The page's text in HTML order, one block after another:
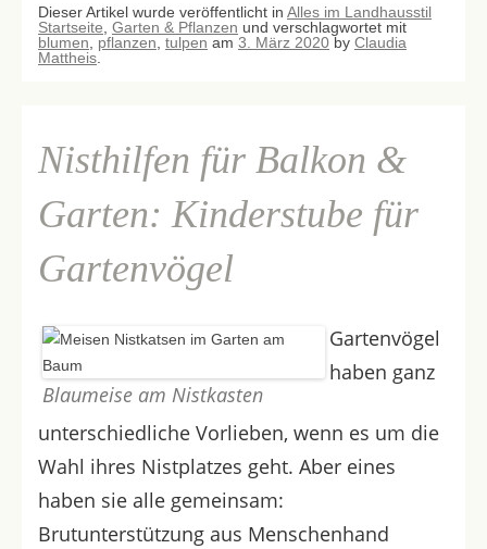
Dieser Artikel wurde veröffentlicht in Alles im Landhausstil
Startseite Garten & Pflanzen und verschlagwortet mit
blumen
pflanzen tulpen am 3. März 2020by Claudia
Mattheis.
Nisthilfen für Balkon &
Garten: Kinderstube für
Gartenvögel
Blaumeise am Nistkasten
Gartenvögel
haben ganz
unterschiedliche Vorlieben, wenn es um die
Wahl ihres Nistplatzes geht. Aber eines
haben sie alle gemeinsam:
Brutunterstützung aus Menschenhand